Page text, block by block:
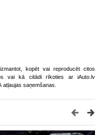
kopēt vai reproducēt citos
vai kā citādi rīkoties ar iAuto.lv
saņemšanas.